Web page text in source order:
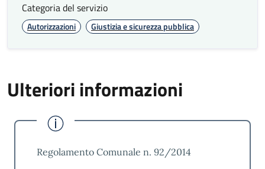
propri servizi a beneficio di tutte le parti
interessate.
• Attivazione del portale RENT (Registro
per la registrazione degli operatori che
linea;
Categoria del servizio
Autorizzazioni Giustizia e sicurezza pubblica
Ulteriori informazioni
Regolamento Comunale n. 92/2014